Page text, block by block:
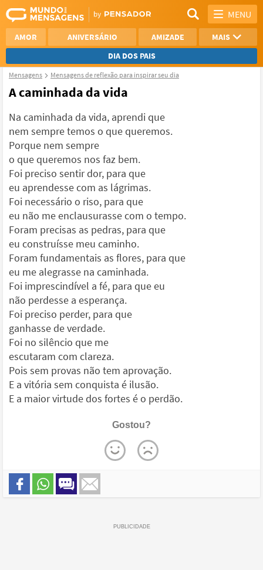
MENU
AMOR ANIVERSÁRIO AMIZADE
MAIS
DIA DOS PAIS
REFLEXÃO
NAMORO
Mensagens Mensagens de reflexão para inspirar seu dia
A caminhada da vida
Na caminhada da vida, aprendi que
nem sempre temos o que queremos.
Porque nem sempre
o que queremos nos faz bem.
Foi preciso sentir dor, para que
eu aprendesse com as lágrimas.
Foi necessário o riso, para que
eu não me enclausurasse com o tempo.
Foram precisas as pedras, para que
eu construísse meu caminho.
Foram fundamentais as flores, para que
eu me alegrasse na caminhada.
Foi imprescindível a fé, para que eu
não perdesse a esperança.
Foi preciso perder, para que
ganhasse de verdade.
Foi no silêncio que me
escutaram com clareza.
Pois sem provas não tem aprovação.
E a vitória sem conquista é ilusão.
E a maior virtude dos fortes é o perdão.
Gostou?